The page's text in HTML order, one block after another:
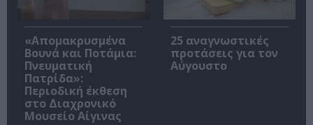
«Απομακρυσμένα
Βουνά και Ποτάμια:
Πνευματική
Πατρίδα»:
Περιοδική έκθεση
στο Διαχρονικό
Μουσείο Αίγινας
25 αναγνωστικές
προτάσεις για τον
Αύγουστο